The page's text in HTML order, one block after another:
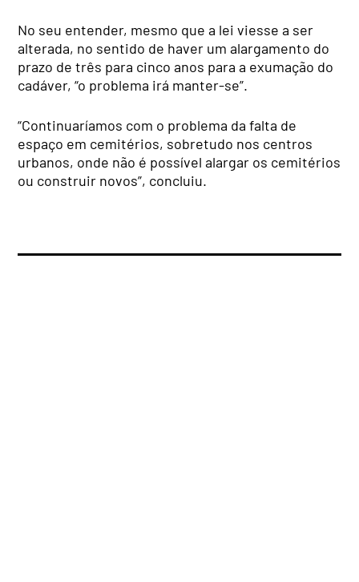
No seu entender, mesmo que a lei viesse a ser
alterada, no sentido de haver um alargamento do
prazo de três para cinco anos para a exumação do
cadáver, “o problema irá manter-se”.
“Continuaríamos com o problema da falta de
espaço em cemitérios, sobretudo nos centros
urbanos, onde não é possível alargar os cemitérios
ou construir novos”, concluiu.